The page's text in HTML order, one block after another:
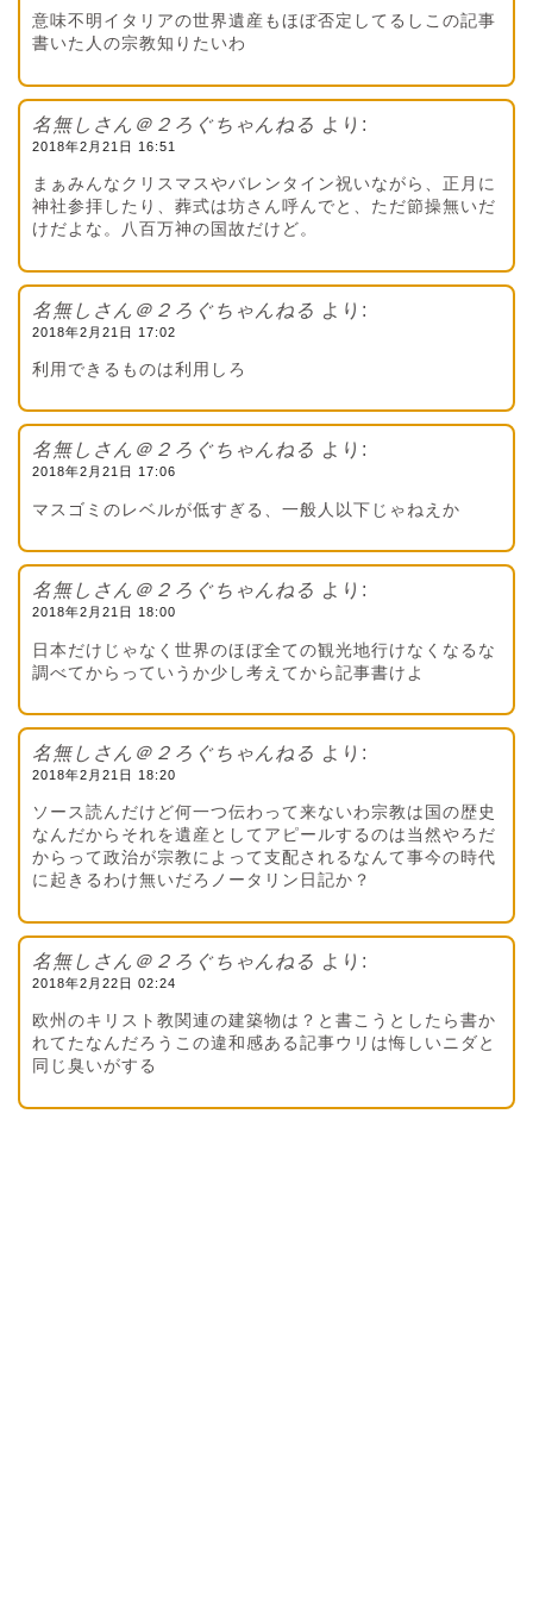
意味不明イタリアの世界遺産もほぼ否定してるしこの記事
書いた人の宗教知りたいわ
名無しさん＠２ろぐちゃんねる より:
2018年2月21日 16:51
まぁみんなクリスマスやバレンタイン祝いながら、正月に
神社参拝したり、葬式は坊さん呼んでと、ただ節操無いだ
けだよな。八百万神の国故だけど。
名無しさん＠２ろぐちゃんねる より:
2018年2月21日 17:02
利用できるものは利用しろ
名無しさん＠２ろぐちゃんねる より:
2018年2月21日 17:06
マスゴミのレベルが低すぎる、一般人以下じゃねえか
名無しさん＠２ろぐちゃんねる より:
2018年2月21日 18:00
日本だけじゃなく世界のほぼ全ての観光地行けなくなるな
調べてからっていうか少し考えてから記事書けよ
名無しさん＠２ろぐちゃんねる より:
2018年2月21日 18:20
ソース読んだけど何一つ伝わって来ないわ宗教は国の歴史
なんだからそれを遺産としてアピールするのは当然やろだ
からって政治が宗教によって支配されるなんて事今の時代
に起きるわけ無いだろノータリン日記か？
名無しさん＠２ろぐちゃんねる より:
2018年2月22日 02:24
欧州のキリスト教関連の建築物は？と書こうとしたら書か
れてたなんだろうこの違和感ある記事ウリは悔しいニダと
同じ臭いがする